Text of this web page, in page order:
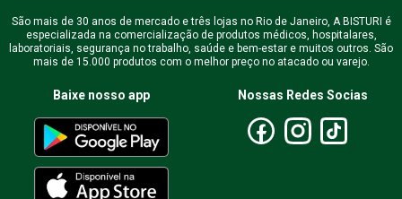
Endereço de email
Escreva uma avaliação
São mais de 30 anos de mercado e três lojas no Rio de Janeiro, A BISTURI é
especializada na comercialização de produtos médicos, hospitalares,
laboratoriais, segurança no trabalho, saúde e bem-estar e muitos outros. São
mais de 15.000 produtos com o melhor preço no atacado ou varejo.
Baixe nosso app Nossas Redes Socias